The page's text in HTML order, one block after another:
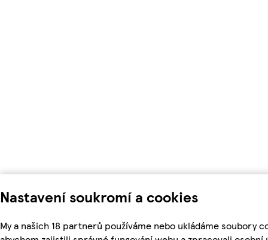
Nastavení soukromí a cookies
My a našich 18 partnerů používáme nebo ukládáme soubory